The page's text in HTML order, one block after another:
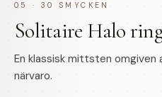
05 · 30 SMYCKEN
Solitaire Halo
En klassisk mittsten omgiven
närvaro.